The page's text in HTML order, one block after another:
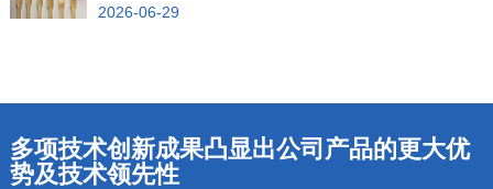
2026-06-29
多项技术创新成果凸显出公司产品的更大优
势及技术领先性